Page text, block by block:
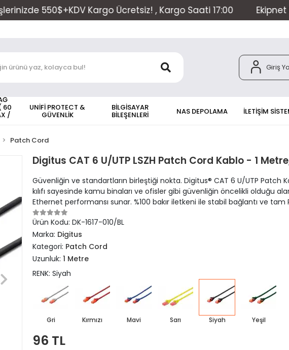
550$+KDV Kargo Ücretsiz! , Kargo Saati 17:00 Ekipnet Bilişim
Giriş
60
/
UNİFİ PROTECT &
GÜVENLİK
BİLGİSAYAR
BİLEŞENLERİ NAS DEPOLAMA İLETİŞİM
Patch Cord
Digitus CAT 6 U/UTP LSZH Patch Cord Kablo - 1
Güvenliğin ve standartların birleştiği nokta. Digitus® CAT 6 U/UTP Patch
kılıfı sayesinde kamu binaları ve ofisler gibi güvenliğin öncelikli olduğu
Ethernet performansı sunar. %100 bakır iletkeni ile stabil bağlantı ve tam
Ürün Kodu:DK-1617-010/BL
Marka: Digitus
Kategori: Patch Cord
Uzunluk:1 Metre
RENK: Siyah
Gri Kırmızı Mavi Sarı Siyah Yeşil
96 TL